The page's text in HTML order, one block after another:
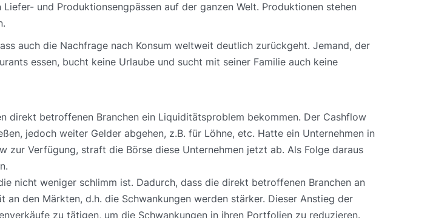
und Produktionsengpässen auf der ganzen Welt. Produktionen stehen
auch die Nachfrage nach Konsum weltweit deutlich zurückgeht. Jemand, der
essen, bucht keine Urlaube und sucht mit seiner Familie auch keine
direkt betroffenen Branchen ein Liquiditätsproblem bekommen. Der Cashflow
jedoch weiter Gelder abgehen, z.B. für Löhne, etc. Hatte ein Unternehmen in
zur Verfügung, straft die Börse diese Unternehmen jetzt ab. Als Folge daraus
nicht weniger schlimm ist. Dadurch, dass die direkt betroffenen Branchen an
den Märkten, d.h. die Schwankungen werden stärker. Dieser Anstieg der
zu tätigen, um die Schwankungen in ihren Portfolien zu reduzieren.